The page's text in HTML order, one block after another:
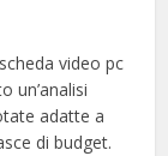
video pc
un’analisi
adatte a
di budget.